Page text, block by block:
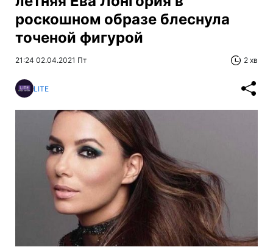
роскошном образе блеснула
точеной фигурой
21:24 02.04.2021 Пт 2 хв
LITE